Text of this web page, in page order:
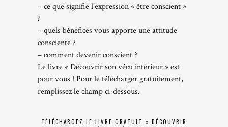
– ce que signifie l’expression « être conscient »
?
– quels bénéfices vous apporte une attitude
consciente ?
– comment devenir conscient ?
Le livre « Découvrir son vécu intérieur » est
pour vous ! Pour le télécharger gratuitement,
remplissez le champ ci-dessous.
TÉLÉCHARGEZ LE LIVRE GRATUIT « DÉCOUVRIR